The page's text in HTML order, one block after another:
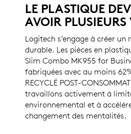
LE PLASTIQUE
AVOIR PLUSIEURS
Logitech s’engage à créer un
durable. Les pièces en
Slim Combo MK955 for
fabriquées avec au moins
RECYCLÉ POST-
travaillons activement à
environnemental et à
changement des mentalités.